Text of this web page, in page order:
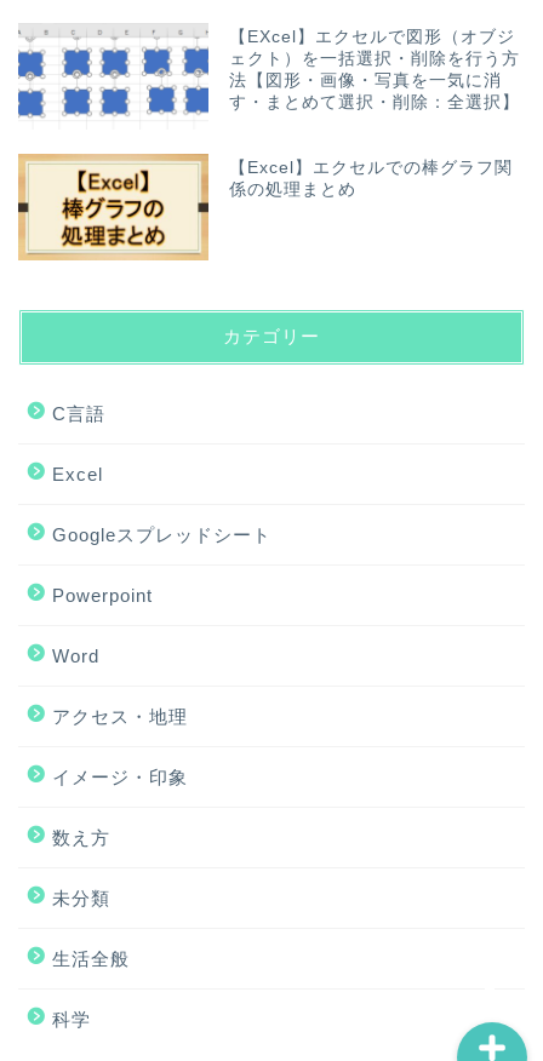
【EXcel】エクセルで図形（オブジ
ェクト）を一括選択・削除を行う方
法【図形・画像・写真を一気に消
す・まとめて選択・削除：全選択】
【Excel】エクセルでの棒グラフ関
係の処理まとめ
カテゴリー
C言語
Excel
Googleスプレッドシート
Powerpoint
Word
アクセス・地理
イメージ・印象
数え方
未分類
生活全般
科学